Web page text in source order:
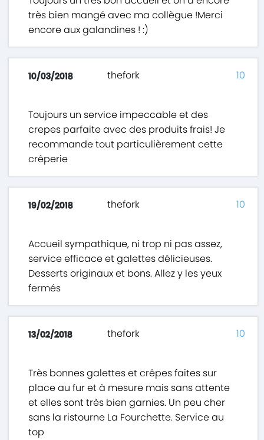
très bien mangé avec ma collègue !Merci
encore aux galandines ! :)
10/03/2018 thefork
Toujours un service impeccable et des
crepes parfaite avec des produits frais! Je
recommande tout particulièrement cette
crêperie
10
19/02/2018 thefork
Accueil sympathique, ni trop ni pas assez,
service efficace et galettes délicieuses.
Desserts originaux et bons. Allez y les yeux
fermés
10
13/02/2018 thefork
Très bonnes galettes et crêpes faites sur
place au fur et à mesure mais sans attente
et elles sont très bien garnies. Un peu cher
sans la ristourne La Fourchette. Service au
top
10